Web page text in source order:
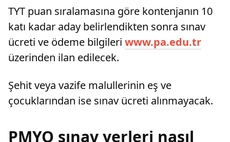
TYT puan sıralamasına göre kontenjanın 10
katı kadar aday belirlendikten sonra sınav
ücreti ve ödeme bilgileri www.pa.edu.tr
üzerinden ilan edilecek.
Şehit veya vazife malullerinin eş ve
çocuklarından ise sınav ücreti alınmayacak.
PMYO sınav yerleri nasıl